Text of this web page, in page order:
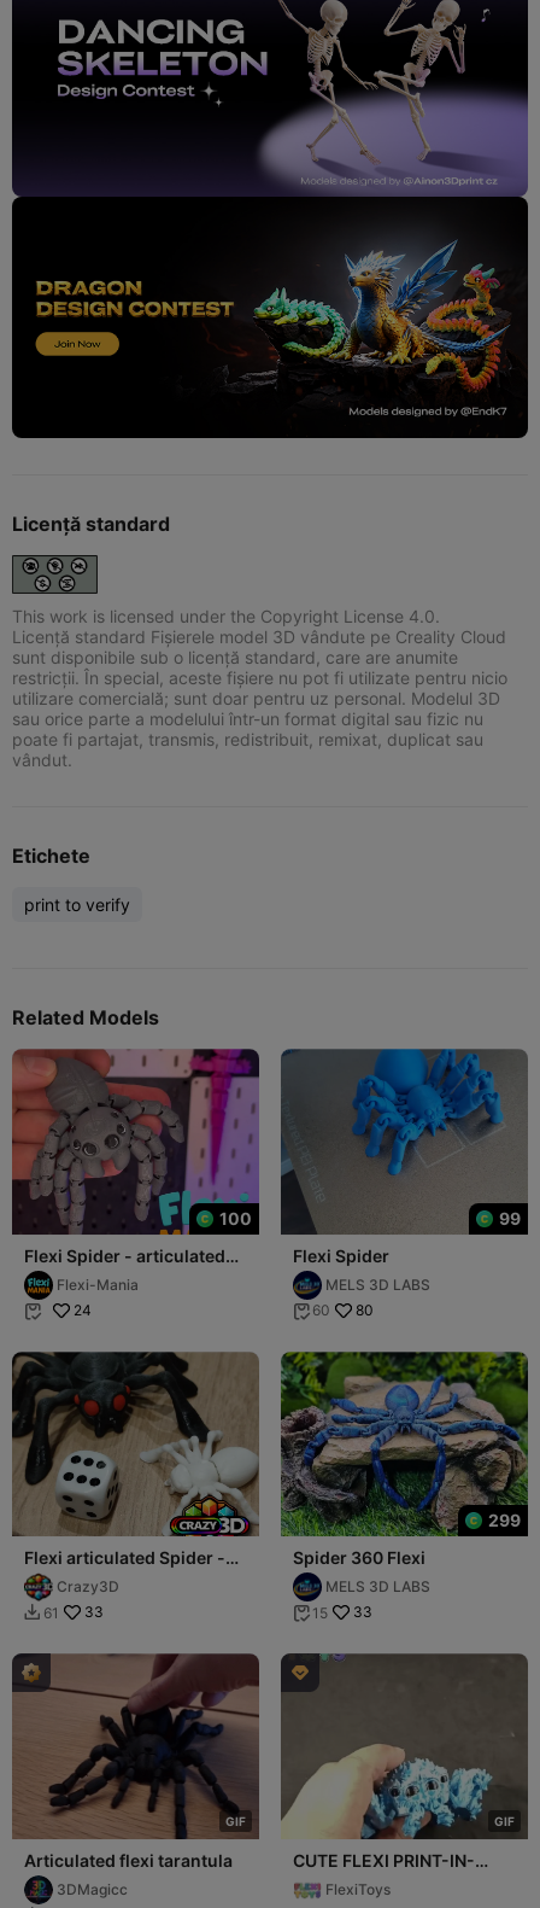
Licență standard
This work is licensed under the Copyright License 4.0.
Licență standard Fișierele model 3D vândute pe Creality Cloud
sunt disponibile sub o licență standard, care are anumite
restricții. În special, aceste fișiere nu pot fi utilizate pentru nicio
utilizare comercială; sunt doar pentru uz personal. Modelul 3D
sau orice parte a modelului într-un format digital sau fizic nu
poate fi partajat, transmis, redistribuit, remixat, duplicat sau
vândut.
Etichete
print to verify
Related Models
100
Flexi Spider - articulated
flexi realistic spider
Flexi-Mania
 24
99
Flexi Spider
MELS 3D LABS
 60 80
Flexi articulated Spider -
Mini 44mm possible !!!
Crazy3D
 61 33
299
Spider 360 Flexi
MELS 3D LABS
 15 33
GIF
Articulated flexi tarantula
3DMagicc
GIF

CUTE FLEXI PRINT-IN-
PLACE SPIDER
FlexiToys